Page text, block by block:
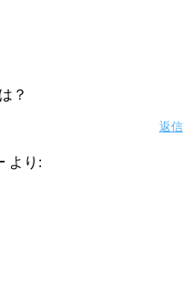
？
返信
より: